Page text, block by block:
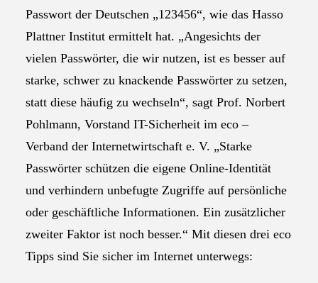
Passwort der Deutschen „123456“, wie das Hasso
Plattner Institut ermittelt hat. „Angesichts der
vielen Passwörter, die wir nutzen, ist es besser auf
starke, schwer zu knackende Passwörter zu setzen,
statt diese häufig zu wechseln“, sagt Prof. Norbert
Pohlmann, Vorstand IT-Sicherheit im eco –
Verband der Internetwirtschaft e. V. „Starke
Passwörter schützen die eigene Online-Identität
und verhindern unbefugte Zugriffe auf persönliche
oder geschäftliche Informationen. Ein zusätzlicher
zweiter Faktor ist noch besser.“ Mit diesen drei eco
Tipps sind Sie sicher im Internet unterwegs: